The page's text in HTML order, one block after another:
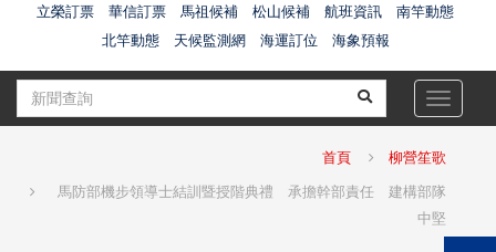
立榮訂票 華信訂票 馬祖候補 松山候補 航班資訊
南竿動態
北竿動態
天候監測網 海運訂位 海象預報
Toggle
首頁 柳營笙歌
馬防部機步領導士結訓暨授階典禮 承擔幹部責任 建構部隊
中堅